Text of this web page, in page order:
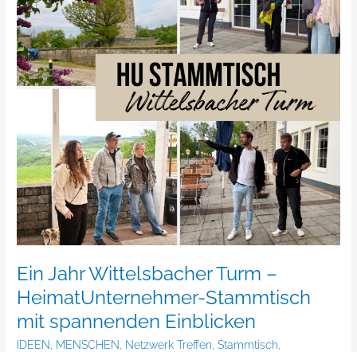
Ein Jahr Wittelsbacher Turm –
HeimatUnternehmer-Stammtisch
mit spannenden Einblicken
IDEEN MENSCHEN Netzwerk Treffen ,Stammtisch
HeimatUnternehmer-
Stammtisch
mit
spannenden
Einblicken